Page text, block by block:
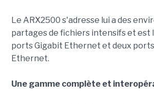
Le ARX2500 s'adresse lui a des
partages de fichiers intensifs et est
ports Gigabit Ethernet et deux
Ethernet.
Une gamme complète et